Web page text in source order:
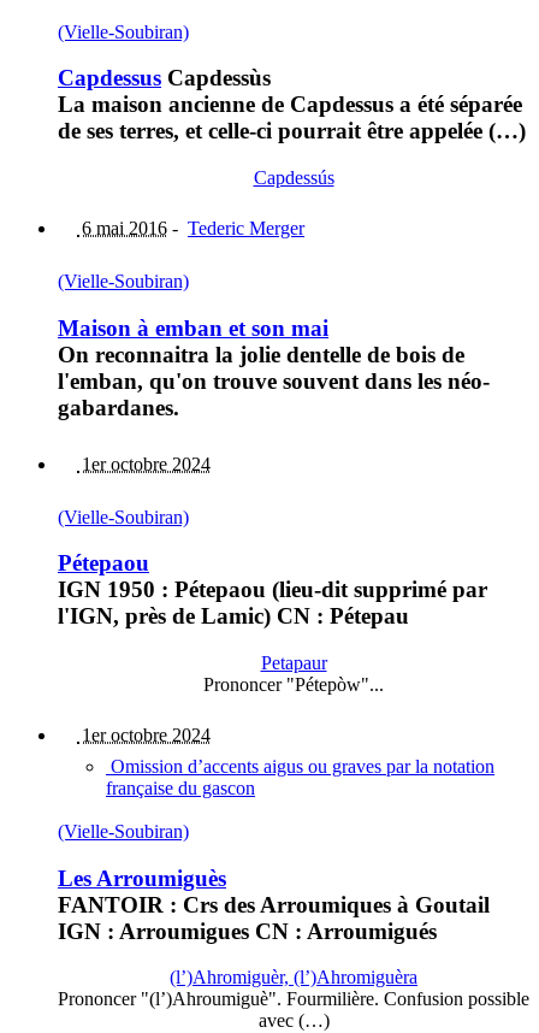
(Vielle-Soubiran)
Capdessus Capdessùs
La maison ancienne de Capdessus a été séparée
de ses terres, et celle-ci pourrait être appelée (…)
Capdessús
6 mai 2016 - Tederic Merger
(Vielle-Soubiran)
Maison à emban et son mai
On reconnaitra la jolie dentelle de bois de
l'emban, qu'on trouve souvent dans les néo-
gabardanes.
1er octobre 2024
(Vielle-Soubiran)
Pétepaou
IGN 1950 : Pétepaou (lieu-dit supprimé par
l'IGN, près de Lamic) CN : Pétepau
Petapaur
Prononcer "Pétepòw"...
1er octobre 2024
Omission d’accents aigus ou graves par la notation
française du gascon
(Vielle-Soubiran)
Les Arroumiguès
FANTOIR : Crs des Arroumiques à Goutail
IGN : Arroumigues CN : Arroumigués
(l’)Ahromiguèr, (l’)Ahromiguèra
Prononcer "(l’)Ahroumiguè". Fourmilière. Confusion possible
avec (…)